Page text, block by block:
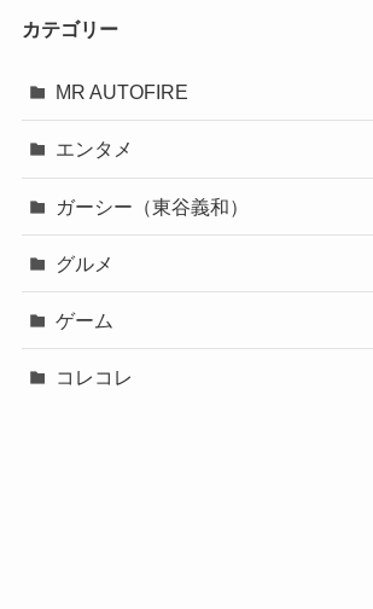
カテゴリー
MR AUTOFIRE
エンタメ
ガーシー（東谷義和）
グルメ
ゲーム
コレコレ